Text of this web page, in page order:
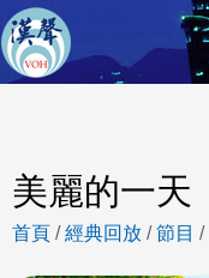
美麗的一天
首頁 /經典回放 /節目 /